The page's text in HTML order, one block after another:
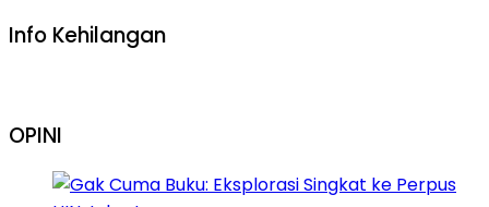
Info Kehilangan
OPINI